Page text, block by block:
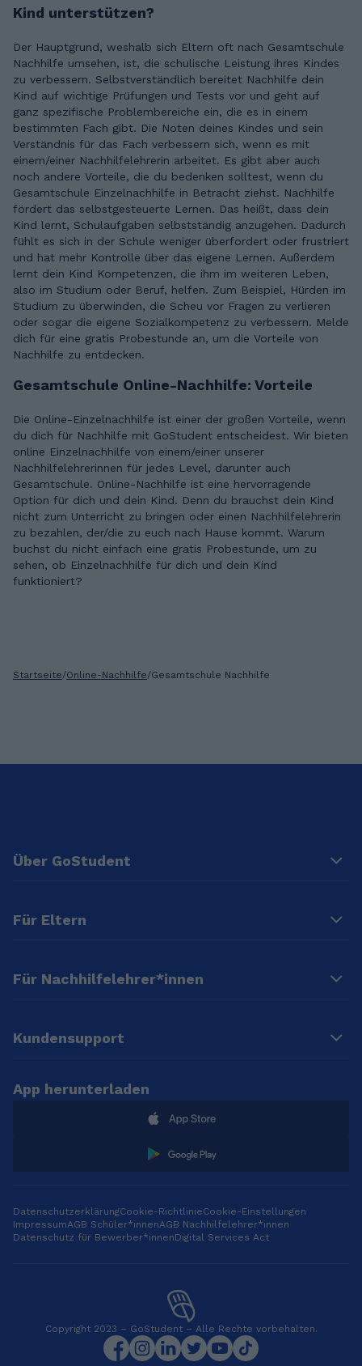
Kind unterstützen?
Der Hauptgrund, weshalb sich Eltern oft nach Gesamtschule
Nachhilfe umsehen, ist, die schulische Leistung ihres Kindes
zu verbessern. Selbstverständlich bereitet Nachhilfe dein
Kind auf wichtige Prüfungen und Tests vor und geht auf
ganz spezifische Problembereiche ein, die es in einem
bestimmten Fach gibt. Die Noten deines Kindes und sein
Verständnis für das Fach verbessern sich, wenn es mit
einem/einer Nachhilfelehrerin arbeitet. Es gibt aber auch
noch andere Vorteile, die du bedenken solltest, wenn du
Gesamtschule Einzelnachhilfe in Betracht ziehst. Nachhilfe
fördert das selbstgesteuerte Lernen. Das heißt, dass dein
Kind lernt, Schulaufgaben selbstständig anzugehen. Dadurch
fühlt es sich in der Schule weniger überfordert oder frustriert
und hat mehr Kontrolle über das eigene Lernen. Außerdem
lernt dein Kind Kompetenzen, die ihm im weiteren Leben,
also im Studium oder Beruf, helfen. Zum Beispiel, Hürden im
Studium zu überwinden, die Scheu vor Fragen zu verlieren
oder sogar die eigene Sozialkompetenz zu verbessern. Melde
dich für eine gratis Probestunde an, um die Vorteile von
Nachhilfe zu entdecken.
Gesamtschule Online-Nachhilfe: Vorteile
Die Online-Einzelnachhilfe ist einer der großen Vorteile, wenn
du dich für Nachhilfe mit GoStudent entscheidest. Wir bieten
online Einzelnachhilfe von einem/einer unserer
Nachhilfelehrerinnen für jedes Level, darunter auch
Gesamtschule. Online-Nachhilfe ist eine hervorragende
Option für dich und dein Kind. Denn du brauchst dein Kind
nicht zum Unterricht zu bringen oder einen Nachhilfelehrerin
zu bezahlen, der/die zu euch nach Hause kommt. Warum
buchst du nicht einfach eine gratis Probestunde, um zu
sehen, ob Einzelnachhilfe für dich und dein Kind
funktioniert?
Startseite/Online-Nachhilfe/Gesamtschule Nachhilfe
Über GoStudent
Für Eltern
Für Nachhilfelehrer*innen
Kundensupport
App herunterladen
DatenschutzerklärungCookie-RichtlinieCookie-Einstellungen
ImpressumAGB Schüler*innenAGB Nachhilfelehrer*innen
Datenschutz für Bewerber*innenDigital Services Act
Copyright 2023 – GoStudent – Alle Rechte vorbehalten.